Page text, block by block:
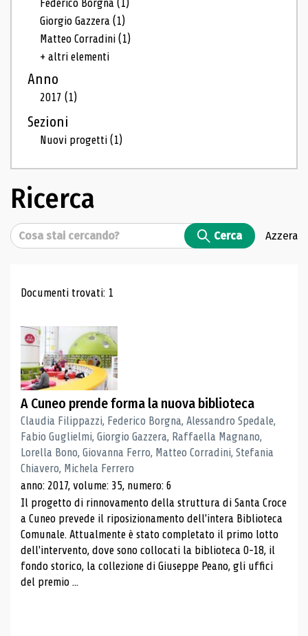
Federico Borgna(1)
Giorgio Gazzera(1)
Matteo Corradini(1)
+ altri elementi
Anno
2017(1)
Sezioni
Nuovi progetti(1)
Ricerca
Cerca Cerca Azzera
Risultati di ricerca
Documenti trovati: 1
A Cuneo prende forma la nuova biblioteca
Claudia Filippazzi, Federico Borgna, Alessandro Spedale,
Fabio Guglielmi, Giorgio Gazzera, Raffaella Magnano,
Lorella Bono, Giovanna Ferro, Matteo Corradini, Stefania
Chiavero, Michela Ferrero
anno: 2017, volume: 35, numero: 6
Il progetto di rinnovamento della struttura di Santa Croce
a Cuneo prevede il riposizionamento dell'intera Biblioteca
Comunale. Attualmente è stato completato il primo lotto
dell'intervento, dove sono collocati la biblioteca 0-18, il
fondo storico, la collezione di Giuseppe Peano, gli uffici
del premio ...